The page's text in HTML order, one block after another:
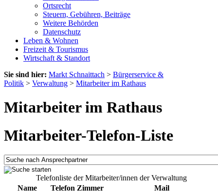
Ortsrecht
Steuern, Gebühren, Beiträge
Weitere Behörden
Datenschutz
Leben & Wohnen
Freizeit & Tourismus
Wirtschaft & Standort
Sie sind hier: Markt Schnaittach > Bürgerservice &
Politik > Verwaltung > Mitarbeiter im Rathaus
Mitarbeiter im Rathaus
Mitarbeiter-Telefon-Liste
Telefonliste der Mitarbeiter/innen der Verwaltung
Name
Telefon Zimmer
Mail